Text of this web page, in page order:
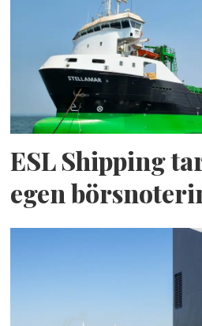
ESL Shipping
egen